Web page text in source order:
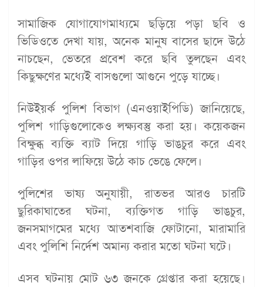
সামাজিক যোগাযোগমাধ্যমে ছড়িয়ে পড়া ছবি ও
ভিডিওতে দেখা যায়, অনেক মানুষ বাসের ছাদে উঠে
নাচছেন, ভেতরে প্রবেশ করে ছবি তুলছেন এবং
কিছুক্ষণের মধ্যেই বাসগুলো আগুনে পুড়ে যাচ্ছে।
নিউইয়র্ক পুলিশ বিভাগ (এনওয়াইপিডি) জানিয়েছে,
পুলিশ গাড়িগুলোকেও লক্ষ্যবস্তু করা হয়। কয়েকজন
বিক্ষুব্ধ ব্যক্তি ব্যাট দিয়ে গাড়ি ভাঙচুর করে এবং
গাড়ির ওপর লাফিয়ে উঠে কাচ ভেঙে ফেলে।
পুলিশের ভাষ্য অনুযায়ী, রাতভর আরও চারটি
ছুরিকাঘাতের ঘটনা, ব্যক্তিগত গাড়ি ভাঙচুর,
জনসমাগমের মধ্যে আতশবাজি ফোটানো, মারামারি
এবং পুলিশি নির্দেশ অমান্য করার মতো ঘটনা ঘটে।
এসব ঘটনায় মোট ৬৩ জনকে গ্রেপ্তার করা হয়েছে।